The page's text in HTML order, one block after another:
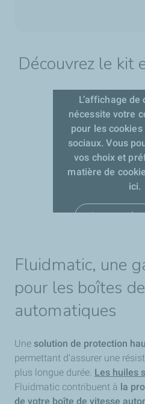
Découvrez le kit
L’affichage de
nécessite votre
pour les
sociaux. Vous
vos choix et
matière de
ici.
Accepter
Fluidmatic, une
pour les boîtes
automatiques
Une solution de protection
permettant d’assurer une
plus longue durée. Les huiles
Fluidmatic contribuent à la
de votre boîte de vitesse